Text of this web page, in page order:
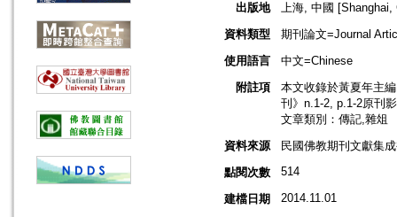
出版地
上海, 中國 [Shanghai,
資料類型
期刊論文=Journal
使用語言
中文=Chinese
附註項
本文收錄於黃夏年主
刊》n.1-2, p.1-2原刊
文章類別：傳記,雜俎
資料來源
民國佛教期刊文獻集
點閱次數
514
建檔日期 2014.11.01